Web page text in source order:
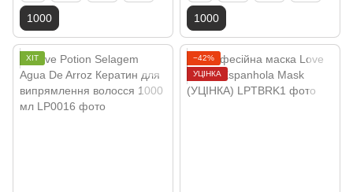
1000 1000
ХІТ
−42%
УЦІНКА